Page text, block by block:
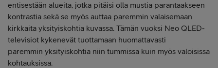
entisestään alueita, jotka pitäisi olla mustia parantaakseen
kontrastia sekä se myös auttaa paremmin valaisemaan
kirkkaita yksityiskohtia kuvassa. Tämän vuoksi Neo QLED-
televisiot kykenevät tuottamaan huomattavasti
paremmin yksityiskohtia niin tummissa kuin myös valoisissa
kohtauksissa.